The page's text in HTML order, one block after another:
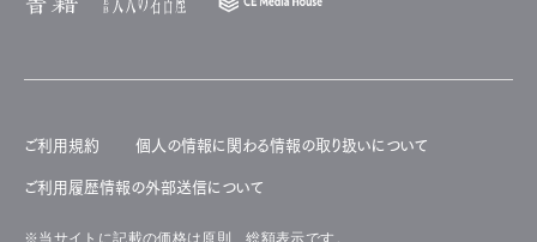
ご利用規約 個人の情報に関わる情報の取り扱いについて
ご利用履歴情報の外部送信について